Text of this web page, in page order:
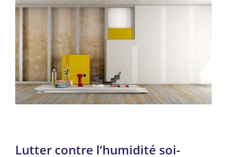
Lutter contre l’humidité soi-